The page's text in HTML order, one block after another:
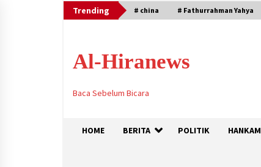
Skip
to
Trending # china # Fathurrahman Yahya
Al-Hiranews
Baca Sebelum Bicara
HOME BERITA POLITIK HANKAM